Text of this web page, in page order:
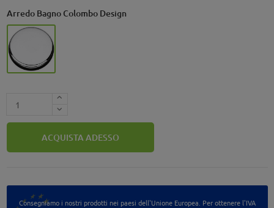
Arredo Bagno Colombo Design
Cromo - CR
ACQUISTA ADESSO
Consegniamo i nostri prodotti nei paesi dell'Unione Europea. Per ottenere l'IVA